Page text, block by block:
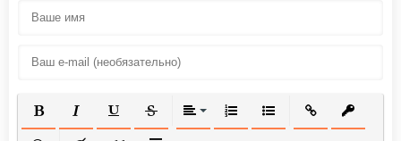
ПОЛУЖИРНЫЙ
КУРСИВПОДЧЕРКНУТЫЙ
ЗАЧЕРКНУТЫЙВЫРАВНИВАНИЕ
НУМЕРОВАННЫЙ СПИСОК
МАРКИРОВАННЫЙ
ВСТАВИТЬ